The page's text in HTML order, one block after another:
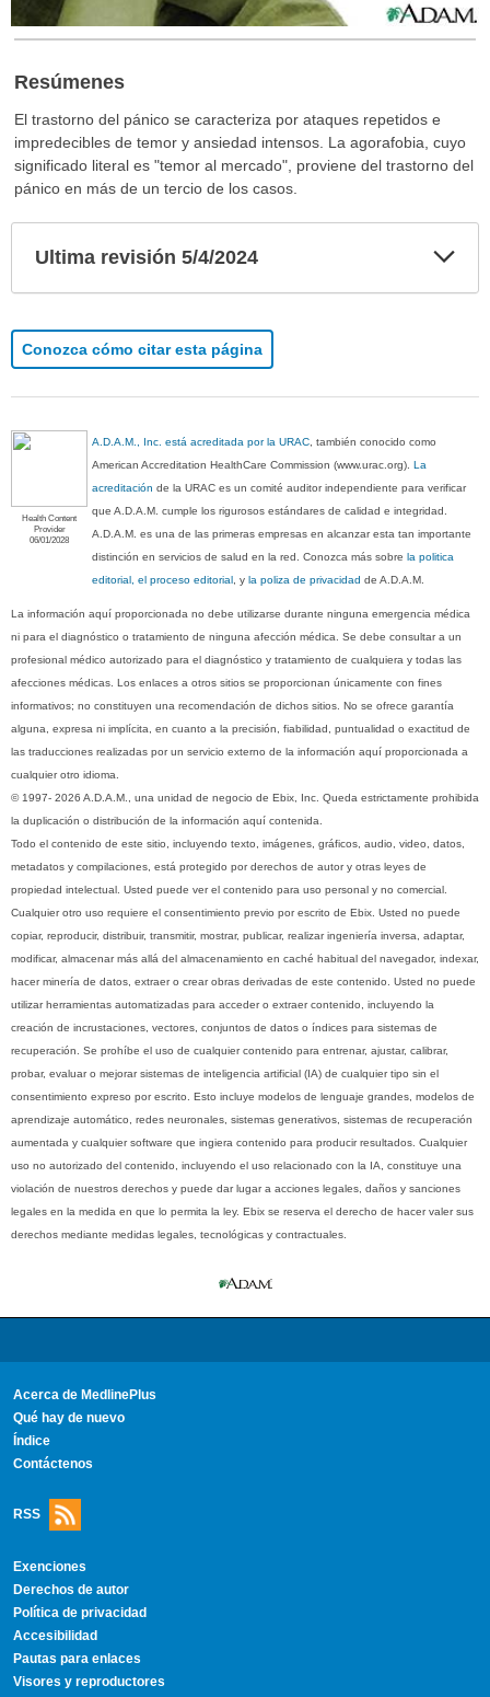
Resúmenes
El trastorno del pánico se caracteriza por ataques repetidos e
impredecibles de temor y ansiedad intensos. La agorafobia, cuyo
significado literal es "temor al mercado", proviene del trastorno del
pánico en más de un tercio de los casos.
Ultima revisión 5/4/2024
Conozca cómo citar esta página
Health Content
Provider
06/01/2028
A.D.A.M., Inc. está acreditada por la URAC , también conocido como
American Accreditation HealthCare Commission (www.urac.org).La
acreditación de la URAC es un comité auditor independiente para verificar
que A.D.A.M. cumple los rigurosos estándares de calidad e integridad.
A.D.A.M. es una de las primeras empresas en alcanzar esta tan importante
distinción en servicios de salud en la red. Conozca más sobrela politica
editorial, el proceso editorial , yla poliza de privacidad de A.D.A.M.
La información aquí proporcionada no debe utilizarse durante ninguna emergencia médica
ni para el diagnóstico o tratamiento de ninguna afección médica. Se debe consultar a un
profesional médico autorizado para el diagnóstico y tratamiento de cualquiera y todas las
afecciones médicas. Los enlaces a otros sitios se proporcionan únicamente con fines
informativos; no constituyen una recomendación de dichos sitios. No se ofrece garantía
alguna, expresa ni implícita, en cuanto a la precisión, fiabilidad, puntualidad o exactitud de
las traducciones realizadas por un servicio externo de la información aquí proporcionada a
cualquier otro idioma.
© 1997- 2026 A.D.A.M., una unidad de negocio de Ebix, Inc. Queda estrictamente prohibida
la duplicación o distribución de la información aquí contenida.
Todo el contenido de este sitio, incluyendo texto, imágenes, gráficos, audio, video, datos,
metadatos y compilaciones, está protegido por derechos de autor y otras leyes de
propiedad intelectual. Usted puede ver el contenido para uso personal y no comercial.
Cualquier otro uso requiere el consentimiento previo por escrito de Ebix. Usted no puede
copiar, reproducir, distribuir, transmitir, mostrar, publicar, realizar ingeniería inversa, adaptar,
modificar, almacenar más allá del almacenamiento en caché habitual del navegador, indexar,
hacer minería de datos, extraer o crear obras derivadas de este contenido. Usted no puede
utilizar herramientas automatizadas para acceder o extraer contenido, incluyendo la
creación de incrustaciones, vectores, conjuntos de datos o índices para sistemas de
recuperación. Se prohíbe el uso de cualquier contenido para entrenar, ajustar, calibrar,
probar, evaluar o mejorar sistemas de inteligencia artificial (IA) de cualquier tipo sin el
consentimiento expreso por escrito. Esto incluye modelos de lenguaje grandes, modelos de
aprendizaje automático, redes neuronales, sistemas generativos, sistemas de recuperación
aumentada y cualquier software que ingiera contenido para producir resultados. Cualquier
uso no autorizado del contenido, incluyendo el uso relacionado con la IA, constituye una
violación de nuestros derechos y puede dar lugar a acciones legales, daños y sanciones
legales en la medida en que lo permita la ley. Ebix se reserva el derecho de hacer valer sus
derechos mediante medidas legales, tecnológicas y contractuales.
Acerca de MedlinePlus
Qué hay de nuevo
Índice
Contáctenos
RSS
Exenciones
Derechos de autor
Política de privacidad
Accesibilidad
Pautas para enlaces
Visores y reproductores